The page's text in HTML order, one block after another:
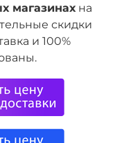
магазинахна
скидки
и 100%